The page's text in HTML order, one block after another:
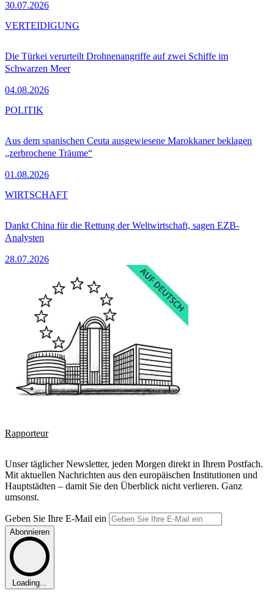
30.07.2026
Die Türkei verurteilt Drohnenangriffe auf zwei Schiffe im
Schwarzen Meer
04.08.2026
VERTEIDIGUNG
Aus dem spanischen Ceuta ausgewiesene Marokkaner beklagen
„zerbrochene Träume“
01.08.2026
POLITIK
Dankt China für die Rettung der Weltwirtschaft, sagen EZB-
Analysten
28.07.2026
WIRTSCHAFT
Rapporteur
Unser täglicher Newsletter, jeden Morgen direkt in Ihrem Postfach.
Mit aktuellen Nachrichten aus den europäischen Institutionen und
Hauptstädten – damit Sie den Überblick nicht verlieren. Ganz
umsonst.
Geben Sie Ihre E-Mail ein
Abonnieren
Loading...